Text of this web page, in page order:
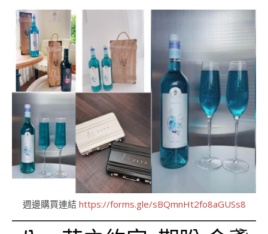
週邊購買連結 https://forms.gle/sBQmnHt2fo8aGUSs8